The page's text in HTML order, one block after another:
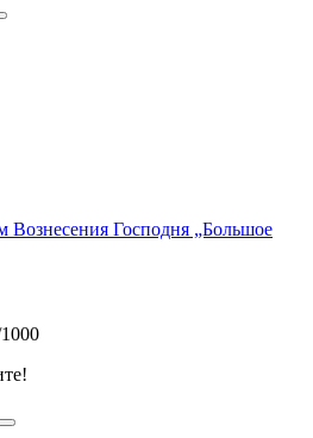
Вознесения Господня „Большое